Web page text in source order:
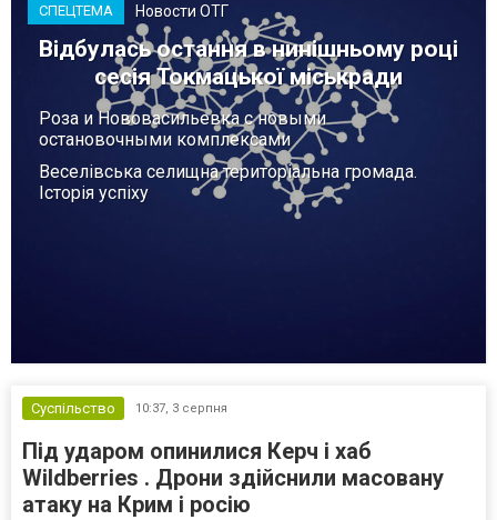
СПЕЦТЕМА Новости ОТГ
Відбулась остання в нинішньому році
сесія Токмацької міськради
Роза и Нововасильевка с новыми
остановочными комплексами
Веселівська селищна територіальна громада.
Історія успіху
Суспільство 10:37, 3 серпня
Під ударом опинилися Керч і хаб
Wildberries . Дрони здійснили масовану
атаку на Крим і росію